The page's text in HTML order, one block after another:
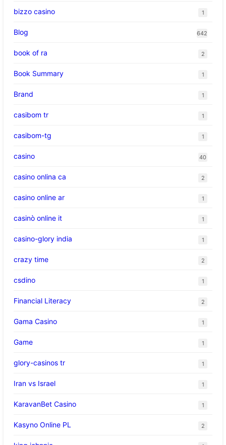
bizzo casino 1
Blog 642
book of ra 2
Book Summary 1
Brand 1
casibom tr 1
casibom-tg 1
casino 40
casino onlina ca 2
casino online ar 1
casinò online it 1
casino-glory india 1
crazy time 2
csdino 1
Financial Literacy 2
Gama Casino 1
Game 1
glory-casinos tr 1
Iran vs Israel 1
KaravanBet Casino 1
Kasyno Online PL 2